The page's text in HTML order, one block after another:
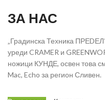
ЗА НАС
„Градинска Техника
уреди CRAMER и
ножици КУНДЕ, освен това
Mac, Echo за регион Сливен.